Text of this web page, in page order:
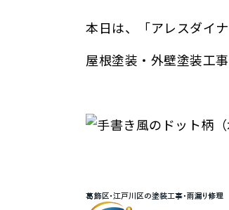
本日は、「アレスダイ
屋根塗装・外壁塗装工